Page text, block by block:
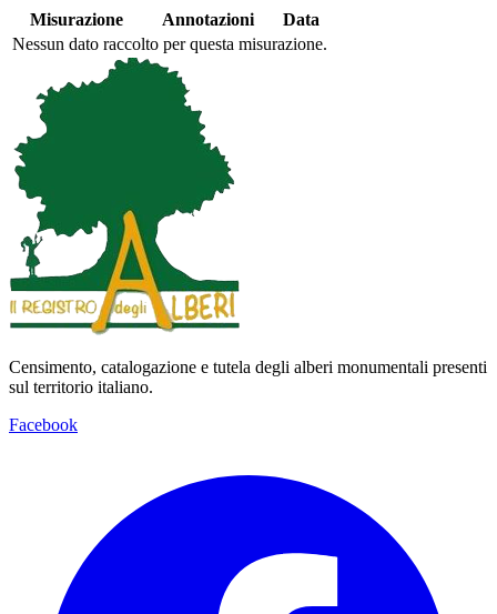
Misurazione Annotazioni
Data
Nessun dato raccolto per questa misurazione.
Censimento, catalogazione e tutela degli alberi monumentali presenti
sul territorio italiano.
Facebook